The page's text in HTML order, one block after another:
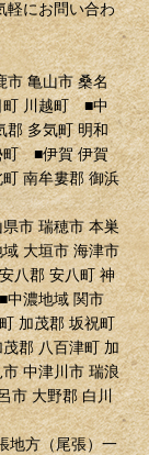
軽にお問い合わ
亀山市 桑名
町 川越町 ■中
郡 多気町 明和
町 ■伊賀 伊賀
南牟婁郡 御浜
市 瑞穂市 本巣
大垣市 海津市
八郡 安八町 神
中濃地域 関市
加茂郡 坂祝町
郡 八百津町 加
中津川市 瑞浪
市 大野郡 白川
方（尾張）一